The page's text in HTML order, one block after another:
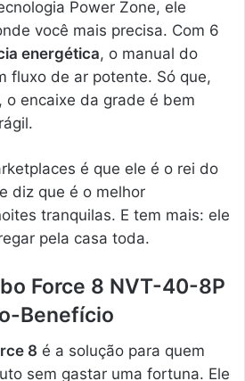
Power Zone, ele
você mais precisa. Com 6
energética, o manual do
fluxo de ar potente. Só que,
o encaixe da grade é bem
é que ele é o rei do
diz que é o melhor
tranquilas. E tem mais: ele
pela casa toda.
Force 8 NVT-40-8P
Benefício
8 é a solução para quem
sem gastar uma fortuna. Ele